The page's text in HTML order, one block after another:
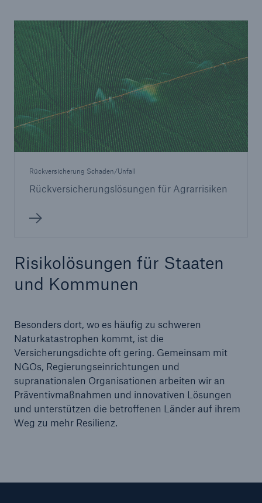
Rückversicherung Schaden/Unfall
Rückversicherungslösungen für Agrarrisiken
Risikolösungen für Staaten
und Kommunen
Besonders dort, wo es häufig zu schweren
Naturkatastrophen kommt, ist die
Versicherungsdichte oft gering. Gemeinsam mit
NGOs, Regierungseinrichtungen und
supranationalen Organisationen arbeiten wir an
Präventivmaßnahmen und innovativen Lösungen
und unterstützen die betroffenen Länder auf ihrem
Weg zu mehr Resilienz.